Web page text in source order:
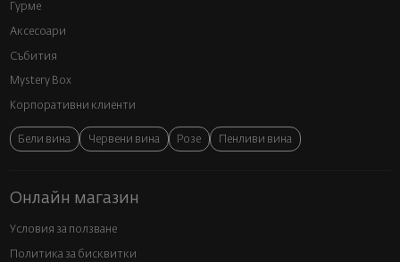
Гурме
Аксесоари
Събития
Mystery Box
Корпоративни клиенти
Бели вина Червени вина Розе Пенливи вина
Онлайн магазин
Условия за ползване
Политика за бисквитки